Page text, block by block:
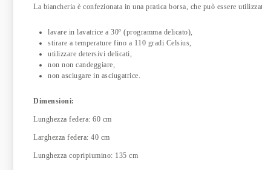
La biancheria è confezionata in una pratica borsa, che può essere
lavare in lavatrice a 30º (programma delicato),
stirare a temperature fino a 110 gradi Celsius,
utilizzare detersivi delicati,
non non candeggiare,
non asciugare in asciugatrice.
Dimensioni:
Lunghezza federa: 60 cm
Larghezza federa: 40 cm
Lunghezza copripiumino: 135 cm